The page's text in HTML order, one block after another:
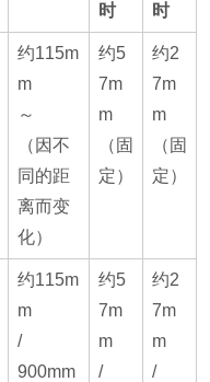
时
时
约115m
m
～
（因不
同的距
离而变
化）
约5
7m
m
（固
定）
约2
7m
m
（固
定）
约115m
m
/
900mm
约5
7m
m
/
约2
7m
m
/